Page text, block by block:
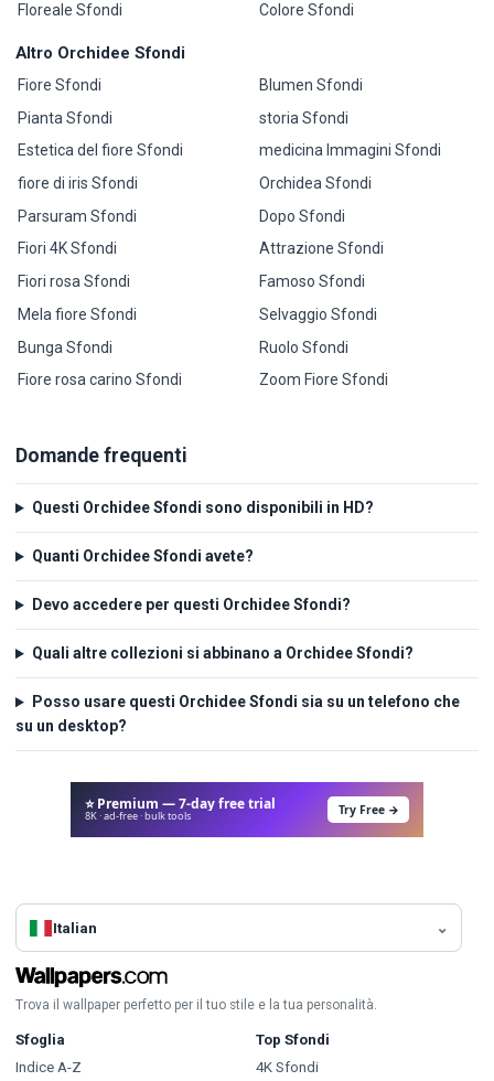
Floreale Sfondi
Colore Sfondi
Altro Orchidee Sfondi
Fiore Sfondi
Pianta Sfondi
Estetica del fiore Sfondi
fiore di iris Sfondi
Parsuram Sfondi
Fiori 4K Sfondi
Fiori rosa Sfondi
Mela fiore Sfondi
Bunga Sfondi
Fiore rosa carino Sfondi
Blumen Sfondi
storia Sfondi
medicina Immagini Sfondi
Orchidea Sfondi
Dopo Sfondi
Attrazione Sfondi
Famoso Sfondi
Selvaggio Sfondi
Ruolo Sfondi
Zoom Fiore Sfondi
Domande frequenti
Questi Orchidee Sfondi sono disponibili in HD?
Quanti Orchidee Sfondi avete?
Devo accedere per questi Orchidee Sfondi?
Quali altre collezioni si abbinano a Orchidee Sfondi?
Posso usare questi Orchidee Sfondi sia su un telefono che
su un desktop?
⭐ Premium — 7-day free trial
8K · ad-free · bulk tools Try Free →
Italian
Trova il wallpaper perfetto per il tuo stile e la tua personalità.
Sfoglia
Indice A-Z
Top Sfondi
4K Sfondi